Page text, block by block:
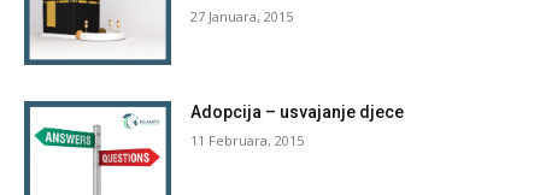
27 Januara, 2015
Adopcija – usvajanje djece
11 Februara, 2015